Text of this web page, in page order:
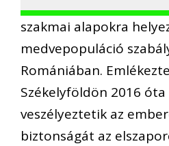
szakmai alapokra
medvepopuláció
Romániában.
Székelyföldön 2016
veszélyeztetik az
biztonságát az